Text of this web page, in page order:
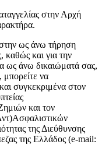
στην Αρχή
ως άνω τήρηση
και για την
ως άνω δικαιώματά σας,
να
συγκεκριμένα στον
και τον
της Διεύθυνσης
της Ελλάδος (e-mail: